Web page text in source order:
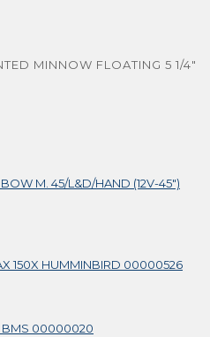
MINNOW FLOATING 5 1/4″
M. 45/L&D/HAND (12V-45″)
150X HUMMINBIRD 00000526
BMS 00000020